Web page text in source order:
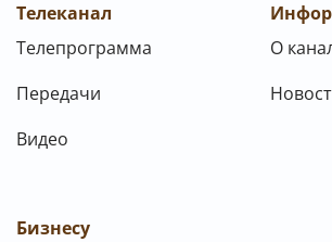
Телеканал
Телепрограмма
Передачи
Видео
О
Бизнесу